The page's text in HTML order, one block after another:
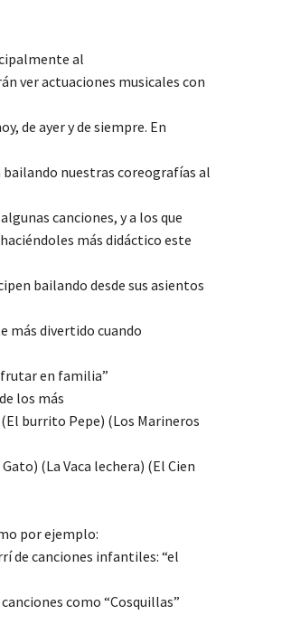
al
ver actuaciones musicales con
de ayer y de siempre. En
nuestras coreografías al
canciones, y a los que
más didáctico este
bailando desde sus asientos
más divertido cuando
en familia”
los más
burrito Pepe) (Los Marineros
(La Vaca lechera) (El Cien
por ejemplo:
de canciones infantiles: “el
como “Cosquillas”